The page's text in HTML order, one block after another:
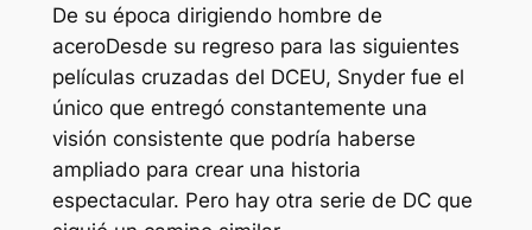
De su época dirigiendo hombre de
aceroDesde su regreso para las siguientes
películas cruzadas del DCEU, Snyder fue el
único que entregó constantemente una
visión consistente que podría haberse
ampliado para crear una historia
espectacular. Pero hay otra serie de DC que